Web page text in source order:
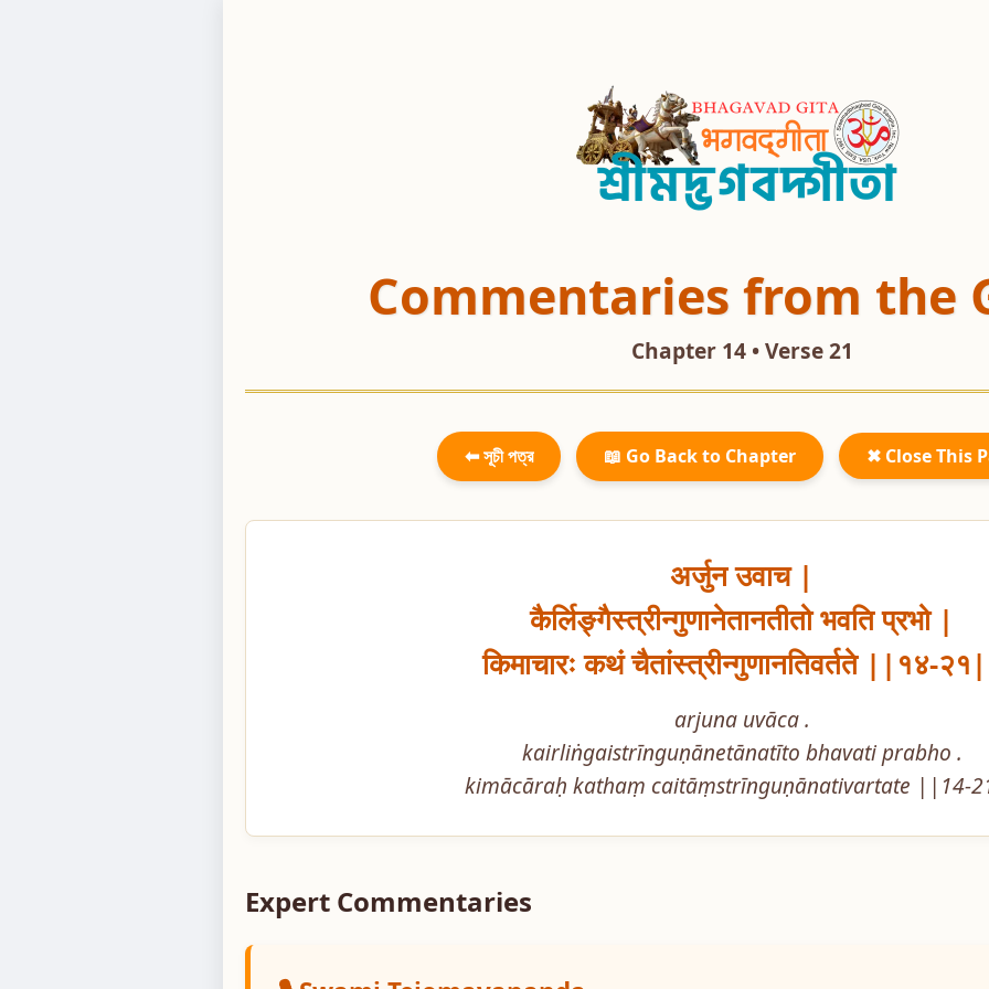
Commentaries from the
Chapter 14 • Verse 21
⬅ সূচী পত্র 📖 Go Back to Chapter ✖ Close This
अर्जुन उवाच |
कैर्लिङ्गैस्त्रीन्गुणानेतानतीतो भवति प्रभो |
किमाचारः कथं चैतांस्त्रीन्गुणानतिवर्तते ||१४-
arjuna uvāca .
kairliṅgaistrīnguṇānetānatīto bhavati prabho .
kimācāraḥ kathaṃ caitāṃstrīnguṇānativartate ||14-
Expert Commentaries